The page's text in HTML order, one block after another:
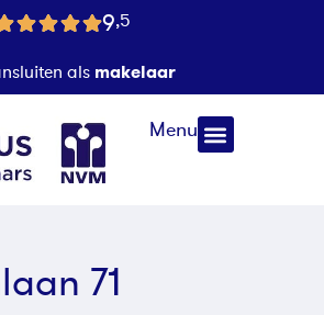
9,5
als makelaar
Menu
71